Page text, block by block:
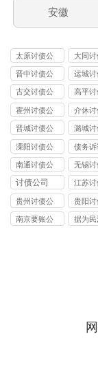
安徽
太原讨债公
司
大同讨
司
晋中讨债公
司
运城讨
司
古交讨债公
司
高平讨
司
霍州讨债公
司
介休讨
司
晋城讨债公
司
潞城讨
司
溧阳讨债公
司
债务诉
效
南通讨债公
司
无锡讨
司
讨债公司
江苏讨
司
贵州讨债公
司
贵阳讨
司
南京要账公
据为民